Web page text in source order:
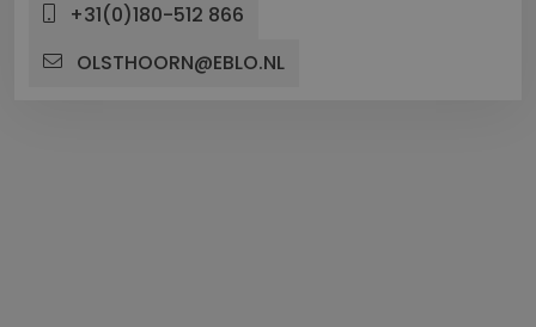
+31(0)180-512 866
OLSTHOORN@EBLO.NL